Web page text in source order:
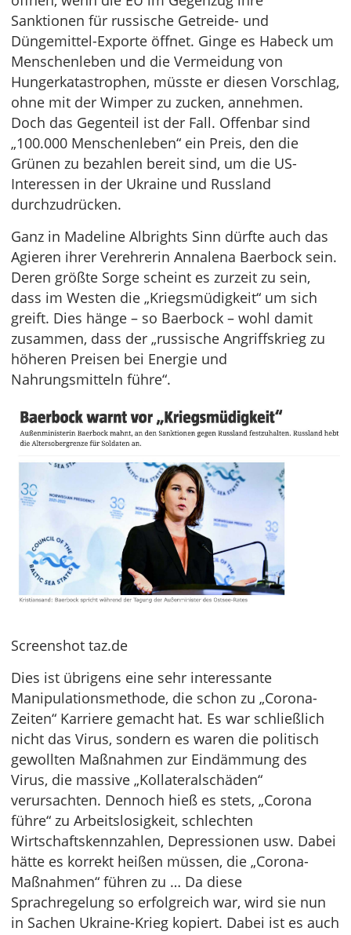
Sanktionen für russische Getreide- und
Düngemittel-Exporte öffnet. Ginge es Habeck um
Menschenleben und die Vermeidung von
Hungerkatastrophen, müsste er diesen Vorschlag,
ohne mit der Wimper zu zucken, annehmen.
Doch das Gegenteil ist der Fall. Offenbar sind
„100.000 Menschenleben“ ein Preis, den die
Grünen zu bezahlen bereit sind, um die US-
Interessen in der Ukraine und Russland
durchzudrücken.
Ganz in Madeline Albrights Sinn dürfte auch das
Agieren ihrer Verehrerin Annalena Baerbock sein.
Deren größte Sorge scheint es zurzeit zu sein,
dass im Westen die „Kriegsmüdigkeit“ um sich
greift. Dies hänge – so Baerbock – wohl damit
zusammen, dass der „russische Angriffskrieg zu
höheren Preisen bei Energie und
Nahrungsmitteln führe“.
Screenshot taz.de
Dies ist übrigens eine sehr interessante
Manipulationsmethode, die schon zu „Corona-
Zeiten“ Karriere gemacht hat. Es war schließlich
nicht das Virus, sondern es waren die politisch
gewollten Maßnahmen zur Eindämmung des
Virus, die massive „Kollateralschäden“
verursachten. Dennoch hieß es stets, „Corona
führe“ zu Arbeitslosigkeit, schlechten
Wirtschaftskennzahlen, Depressionen usw. Dabei
hätte es korrekt heißen müssen, die „Corona-
Maßnahmen“ führen zu … Da diese
Sprachregelung so erfolgreich war, wird sie nun
in Sachen Ukraine-Krieg kopiert. Dabei ist es auch